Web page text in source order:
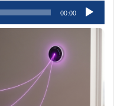
پخش‌کننده
صوت
00:00